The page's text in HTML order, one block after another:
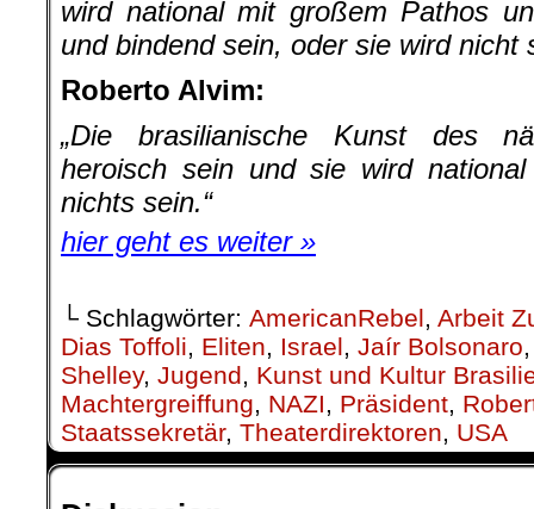
wird national mit großem Pathos
und bindend sein, oder sie wird nicht
Roberto Alvim:
„Die brasilianische Kunst des
heroisch sein und sie wird
nichts sein.“
hier geht es weiter »
└ Schlagwörter: AmericanRebel, Arbeit
Dias Toffoli, Eliten, Israel, Jaír Bolsonaro
Shelley, Jugend, Kunst und Kultur
Machtergreiffung, NAZI, Präsident,
Staatssekretär, Theaterdirektoren, USA